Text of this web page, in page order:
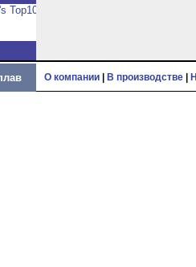
О компании В производстве